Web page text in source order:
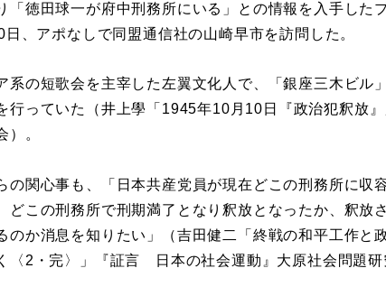
徳田球一が府中刑務所にいる」との情報を入手した
、アポなしで同盟通信社の山崎早市を訪問した。
の短歌会を主宰した左翼文化人で、「銀座三木ビル
行っていた（井上學「1945年10月10日『政治犯釈放
）。
関心事も、「日本共産党員が現在どこの刑務所に収
どこの刑務所で刑期満了となり釈放となったか、釈放
のか消息を知りたい」（吉田健二「終戦の和平工作と
2・完〉」『証言 日本の社会運動』大原社会問題研